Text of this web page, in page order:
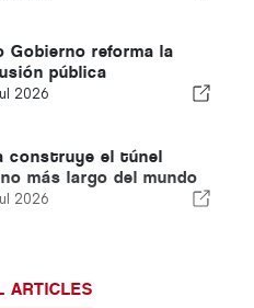
Gobierno reforma la
pública
2026
construye el túnel
más largo del mundo
2026
ARTICLES